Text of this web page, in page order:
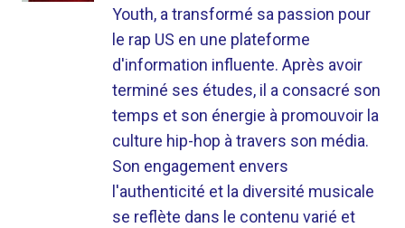
Youth, a transformé sa passion pour
le rap US en une plateforme
d'information influente. Après avoir
terminé ses études, il a consacré son
temps et son énergie à promouvoir la
culture hip-hop à travers son média.
Son engagement envers
l'authenticité et la diversité musicale
se reflète dans le contenu varié et